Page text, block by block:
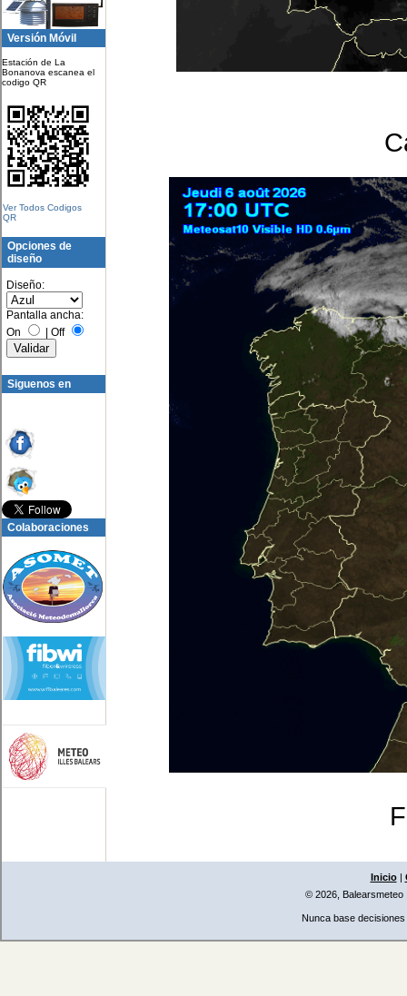
Versión Móvil
Estación de La
Bonanova escanea el
codigo QR
Ver Todos Codigos
QR
Opciones de
diseño
Diseño:
Pantalla ancha:
On
| Off
Siguenos en
Colaboraciones
Inicio|
© 2026, Balearsmeteo
Nunca base